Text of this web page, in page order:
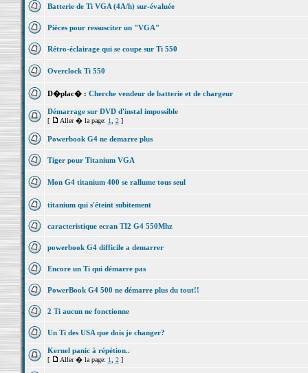
Batterie de Ti VGA (4A/h) sur-évaluée
Pièces pour ressusciter un "VGA"
Rétro-éclairage qui se coupe sur Ti 550
Overclock Ti 550
D�plac� : Cherche vendeur de batterie et de chargeur
Démarrage sur DVD d'instal impossible
[ Aller � la page: 1 2]
Powerbook G4 ne demarre plus
Tiger pour Titanium VGA
Mon G4 titanium 400 se rallume tous seul
titanium qui s'éteint subitement
caracteristique ecran TI2 G4 550Mhz
powerbook G4 difficile a demarrer
Encore un Ti qui démarre pas
PowerBook G4 500 ne démarre plus du tout!!
2 Ti aucun ne fonctionne
Un Ti des USA que dois je changer?
Kernel panic à répétion..
[ Aller � la page: 1 2]